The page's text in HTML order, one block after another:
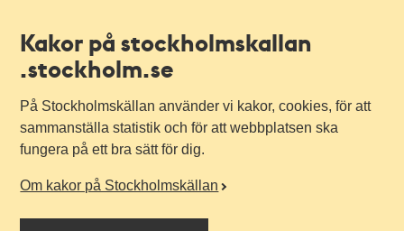
Kakor på stockholmskallan
.stockholm.se
På Stockholmskällan använder vi kakor, cookies, för att
sammanställa statistik och för att webbplatsen ska
fungera på ett bra sätt för dig.
Om kakor på Stockholmskällan